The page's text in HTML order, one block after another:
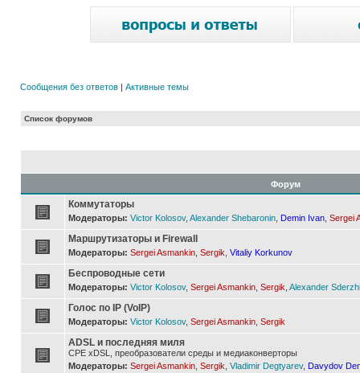
Сообщения без ответов | Активные темы
Список форумов
Форум
Коммутаторы
Модераторы: Victor Kolosov, Alexander Shebaronin Demin Ivan Sergei
Маршрутизаторы и Firewall
Модераторы: Sergei Asmankin Sergik Vitaliy Korkunov
Беспроводные сети
Модераторы: Victor Kolosov, Sergei Asmankin Sergik Alexander
Голос по IP (VoIP)
Модераторы: Victor Kolosov, Sergei Asmankin Sergik
ADSL и последняя миля
CPE xDSL, преобразователи среды и медиаконверторы
Модераторы: Sergei Asmankin Sergik Vladimir Degtyarev, Davydov